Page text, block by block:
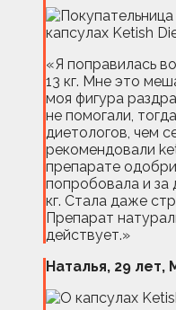
«Я поправилась
13 кг. Мне это
моя фигура
не помогали,
диетологов, чем
рекомендовали
препарате
попробовала и за
кг. Стала даже
Препарат
действует.»
Наталья, 29 лет,